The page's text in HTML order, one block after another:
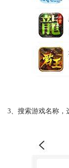
3、搜索游戏名称，